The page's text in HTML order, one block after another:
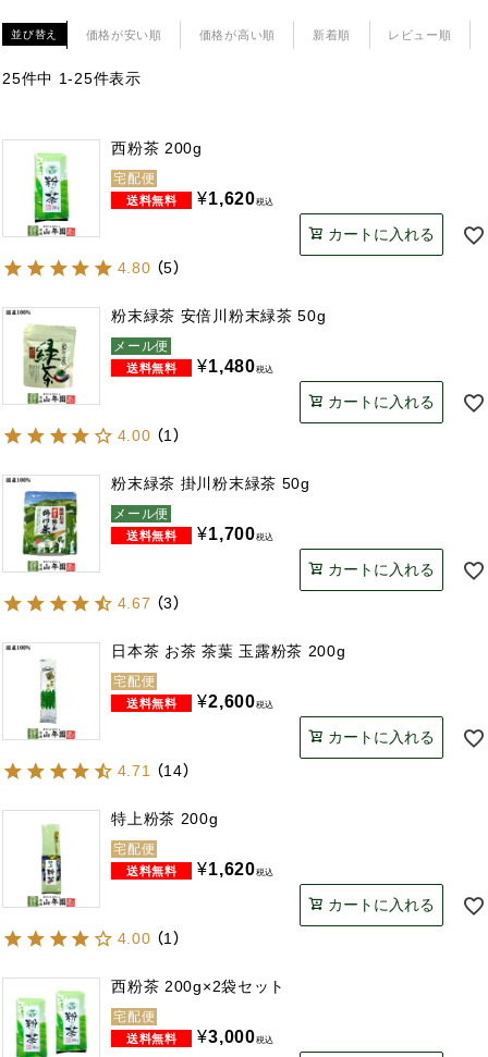
並び替え 価格が安い順 価格が高い順 新着順 レビュー順
25件中 1-25件表示
西粉茶 200g
宅配便
¥1,620税込
カートに入れる
4.80 （5）
粉末緑茶 安倍川粉末緑茶 50g
メール便
¥1,480税込
カートに入れる
4.00 （1 ）
粉末緑茶 掛川粉末緑茶 50g
メール便
¥1,700税込
カートに入れる
4.67 （3）
日本茶 お茶 茶葉 玉露粉茶 200g
宅配便
¥2,600税込
カートに入れる
4.71
（14）
特上粉茶 200g
宅配便
¥1,620税込
カートに入れる
4.00 （1 ）
西粉茶 200g×2袋セット
宅配便
¥3,000税込